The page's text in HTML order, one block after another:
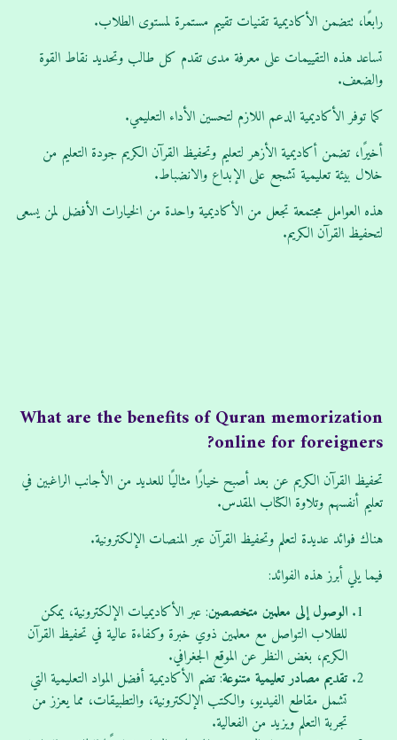
رابعًا، تتضمن الأكاديمية تقنيات تقييم مستمرة لمستوى الطلاب.
تساعد هذه التقييمات على معرفة مدى تقدم كل طالب وتحديد نقاط القوة
والضعف.
كما توفر الأكاديمية الدعم اللازم لتحسين الأداء التعليمي.
أخيرًا، تضمن أكاديمية الأزهر لتعليم وتحفيظ القرآن الكريم جودة التعليم من
خلال بيئة تعليمية تشجع على الإبداع والانضباط.
هذه العوامل مجتمعة تجعل من الأكاديمية واحدة من الخيارات الأفضل لمن يسعى
لتحفيظ القرآن الكريم.
What are the benefits of Quran memorization
online for foreigners?
تحفيظ القرآن الكريم عن بعد أصبح خيارًا مثاليًا للعديد من الأجانب الراغبين في
تعليم أنفسهم وتلاوة الكتاب المقدس.
هناك فوائد عديدة لتعلم وتحفيظ القرآن عبر المنصات الإلكترونية.
فيما يلي أبرز هذه الفوائد:
الوصول إلى معلمين متخصصين: عبر الأكاديميات الإلكترونية، يمكن
للطلاب التواصل مع معلمين ذوي خبرة وكفاءة عالية في تحفيظ القرآن
الكريم، بغض النظر عن الموقع الجغرافي.
تقديم مصادر تعليمية متنوعة: تضم الأكاديمية أفضل المواد التعليمية التي
تشمل مقاطع الفيديو، والكتب الإلكترونية، والتطبيقات، مما يعزز من
تجربة التعلم ويزيد من الفعالية.